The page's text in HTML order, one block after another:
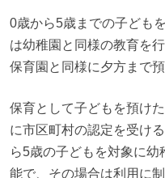
0歳から5歳までの子ども
は幼稚園と同様の教育を
保育園と同様に夕方まで
保育として子どもを預け
に市区町村の認定を受け
ら5歳の子どもを対象に
能で、その場合は利用に